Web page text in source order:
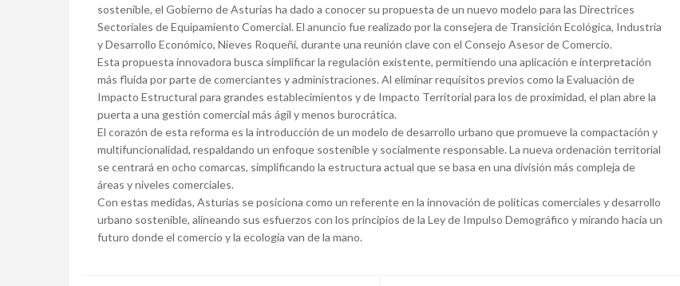
sostenible, el Gobierno de Asturias ha dado a conocer su propuesta de un nuevo modelo para las Directrices
Sectoriales de Equipamiento Comercial. El anuncio fue realizado por la consejera de Transición Ecológica, Industria
y Desarrollo Económico, Nieves Roqueñí, durante una reunión clave con el Consejo Asesor de Comercio.
Esta propuesta innovadora busca simplificar la regulación existente, permitiendo una aplicación e interpretación
más fluida por parte de comerciantes y administraciones. Al eliminar requisitos previos como la Evaluación de
Impacto Estructural para grandes establecimientos y de Impacto Territorial para los de proximidad, el plan abre la
puerta a una gestión comercial más ágil y menos burocrática.
El corazón de esta reforma es la introducción de un modelo de desarrollo urbano que promueve la compactación y
multifuncionalidad, respaldando un enfoque sostenible y socialmente responsable. La nueva ordenación territorial
se centrará en ocho comarcas, simplificando la estructura actual que se basa en una división más compleja de
áreas y niveles comerciales.
Con estas medidas, Asturias se posiciona como un referente en la innovación de políticas comerciales y desarrollo
urbano sostenible, alineando sus esfuerzos con los principios de la Ley de Impulso Demográfico y mirando hacia un
futuro donde el comercio y la ecología van de la mano.